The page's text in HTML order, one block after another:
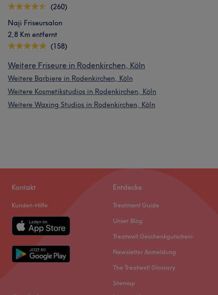
(260)
Naji Friseursalon
2,8 Km entfernt
(158)
Weitere Friseure in Rodenkirchen, Köln
Weitere Barbiere in Rodenkirchen, Köln
Weitere Kosmetikstudios in Rodenkirchen, Köln
Weitere Waxing Studios in Rodenkirchen, Köln
Kontakt
Kunden-Hilfe
Entdecke
Treatment Guide
Unser Blog
Treatwell Geschenkgutschein
Newsletter Anmeldung
The Treatwell Glossary
Sitemap